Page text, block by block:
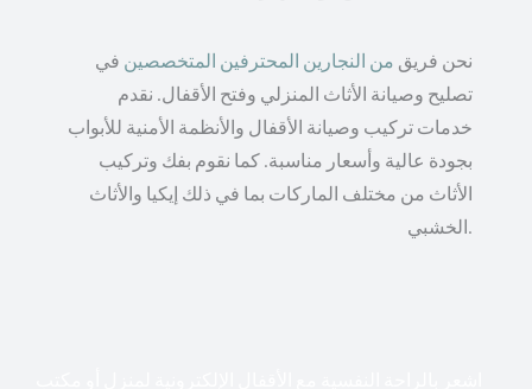
نحن فريق من النجارين المحترفين المتخصصين في
تصليح وصيانة الأثاث المنزلي وفتح الأقفال. نقدم
خدمات تركيب وصيانة الأقفال والأنظمة الأمنية للأبواب
بجودة عالية وأسعار مناسبة. كما نقوم بفك وتركيب
الأثاث من مختلف الماركات بما في ذلك إيكيا والأثاث
الخشبي.